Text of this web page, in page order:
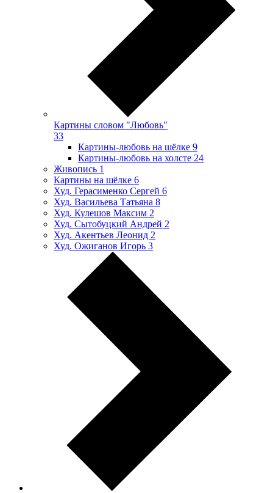
Картины словом "Любовь"
33
Картины-любовь на шёлке 9
Картины-любовь на холсте 24
Живопись 1
Картины на шёлке 6
Худ. Герасименко Сергей 6
Худ. Васильева Татьяна 8
Худ. Кулешов Максим 2
Худ. Сытобуцкий Андрей 2
Худ. Акентьев Леонид 2
Худ. Ожиганов Игорь 3